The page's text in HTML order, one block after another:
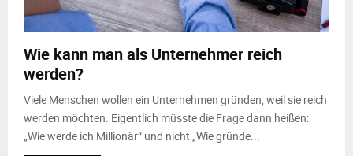
M
E
N
U
Wie kann man als Unternehmer reich
werden?
Viele Menschen wollen ein Unternehmen gründen, weil sie reich
werden möchten. Eigentlich müsste die Frage dann heißen:
„Wie werde ich Millionär“ und nicht „Wie gründe...